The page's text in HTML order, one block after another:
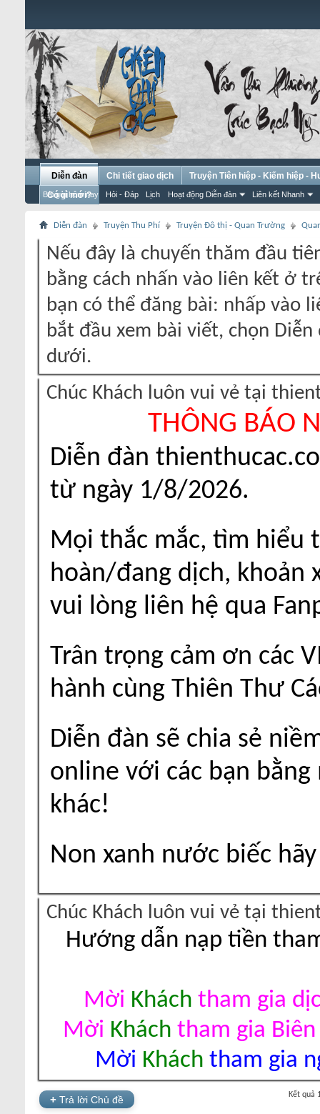
Diễn đàn
Bài gửi hôm nay Hỏi - Đáp Lịch Hoạt động Diễn đàn Liên kết Nhanh
Chi tiết giao dịch
Truyện Tiên hiệp - Kiếm hiệp -
Có gì mới?
Diễn đàn Truyện Thu Phí Truyện Đô thị - Quan Trường
Nếu đây là chuyến thăm đầu
bằng cách nhấn vào liên kết ở
bạn có thể đăng bài: nhấp vào
bắt đầu xem bài viết, chọn
dưới.
Chúc Khách luôn vui vẻ tại
THÔNG BÁO
Diễn đàn
từ ngày 1/8/2026.
Mọi thắc mắc, tìm hiểu
hoàn/đang dịch, khoản
vui lòng liên hệ qua
Trân trọng cảm ơn các
hành cùng Thiên Thư
Diễn đàn sẽ chia sẻ
online với các bạn
khác!
Non xanh nước biếc
Chúc Khách luôn vui vẻ tại
Hướng dẫn nạp tiền
Mời Khách tham gia
Mời Khách tham gia
Mời Khách tham gia
+ Trả lời Chủ đề Kết quả